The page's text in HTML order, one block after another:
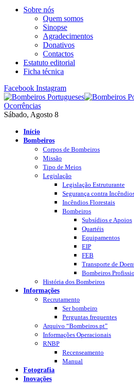
Sobre nós
Quem somos
Sinopse
Agradecimentos
Donativos
Contactos
Estatuto editorial
Ficha técnica
Facebook Instagram
Ocorrências
Sábado, Agosto 8
Início
Bombeiros
Corpos de Bombeiros
Missão
Tipo de Meios
Legislação
Legislação Estruturante
Segurança contra
Incêndios Florestais
Bombeiros
Subsídios e Apoios
Quartéis
Equipamentos
EIP
FEB
Transporte de
Bombeiros
História dos Bombeiros
Informações
Recrutamento
Ser bombeiro
Perguntas frequentes
Arquivo “Bombeiros.pt”
Informações Operacionais
RNBP
Recenseamento
Manual
Fotografia
Inovações